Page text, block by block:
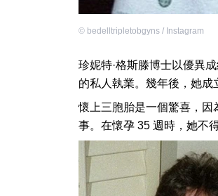
© bedelltripletobgyns / Instagram
珍妮特·格斯滕博士以優異
的私人執業。幾年後，她成
懷上三胞胎是一個驚喜，因
事。在懷孕 35 週時，她不